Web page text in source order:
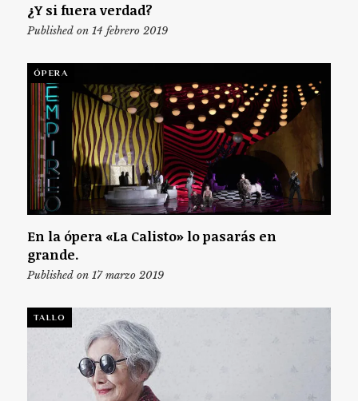
¿Y si fuera verdad?
Published on 14 febrero 2019
ÓPERA
En la ópera «La Calisto» lo pasarás en
grande.
Published on 17 marzo 2019
TALLO